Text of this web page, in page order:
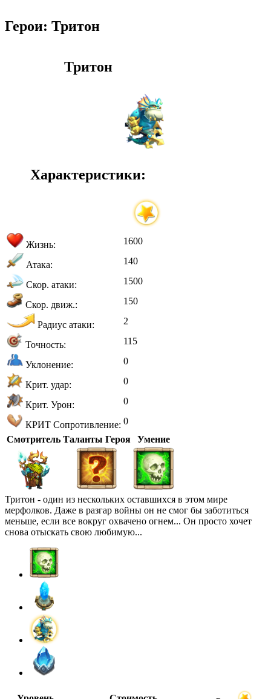
Герои: Тритон
Тритон
Характеристики:
Жизнь: 1600
Атака: 140
Скор. атаки: 1500
Скор. движ.: 150
Радиус атаки: 2
Точность: 115
Уклонение: 0
Крит. удар: 0
Крит. Урон: 0
КРИТ Сопротивление: 0
Смотритель Таланты Героя Умение
Тритон - один из нескольких оставшихся в этом мире
мерфолков. Даже в разгар войны он не смог бы заботиться
меньше, если все вокруг охвачено огнем... Он просто хочет
снова отыскать свою любимую...